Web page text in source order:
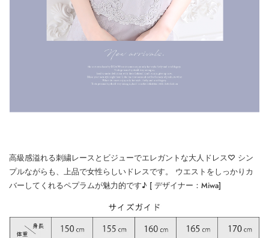
高級感溢れる刺繍レースとビジューでエレガントな大人ドレス♡ シン
プルながらも、上品で女性らしいドレスです。 ウエストをしっかりカ
バーしてくれるペプラムが魅力的です♪ [ デザイナー：Miwa]